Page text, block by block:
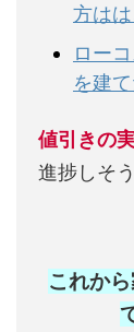
方は
ロー
を建
値引きの
進捗しそ
これか